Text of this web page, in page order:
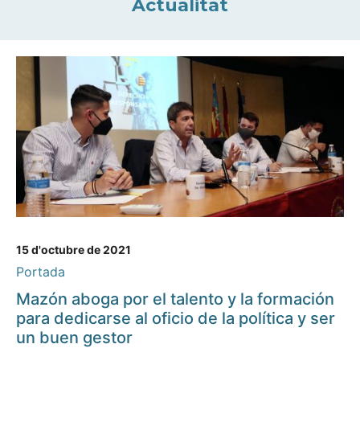
Actualitat
15 d'octubre de 2021
Portada
Mazón aboga por el talento y la formación
para dedicarse al oficio de la política y ser
un buen gestor